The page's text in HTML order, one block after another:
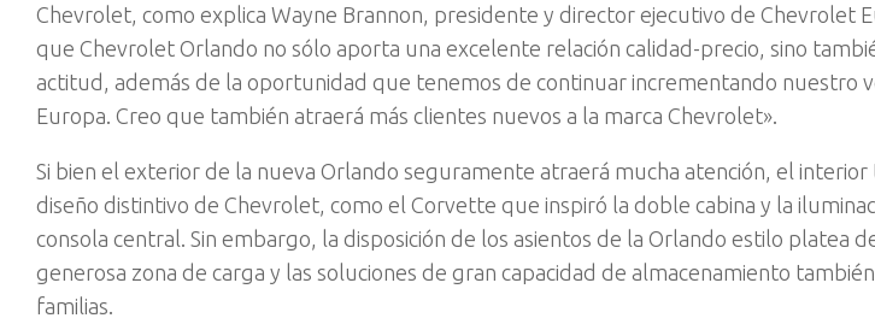
Chevrolet, como explica Wayne Brannon, presidente y director ejecutivo de Chevrolet
que Chevrolet Orlando no sólo aporta una excelente relación calidad-precio, sino
actitud, además de la oportunidad que tenemos de continuar incrementando nuestro
Europa. Creo que también atraerá más clientes nuevos a la marca Chevrolet».
Si bien el exterior de la nueva Orlando seguramente atraerá mucha atención, el
diseño distintivo de Chevrolet, como el Corvette que inspiró la doble cabina y la
consola central. Sin embargo, la disposición de los asientos de la Orlando estilo platea
generosa zona de carga y las soluciones de gran capacidad de almacenamiento
familias.